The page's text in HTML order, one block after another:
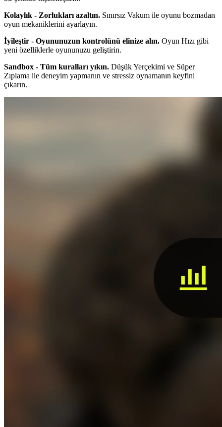
Kolaylık - Zorlukları azaltın. Sınırsız Vakum ile oyunu bozmadan
oyun mekaniklerini ayarlayın.
İyileştir - Oyununuzun kontrolünü elinize alın. Oyun Hızı gibi
yeni özelliklerle oyununuzu geliştirin.
Sandbox - Tüm kuralları yıkın. Düşük Yerçekimi ve Süper
Zıplama ile deneyim yapmanın ve stressiz oynamanın keyfini
çıkarın.